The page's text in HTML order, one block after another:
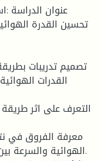
عنوان الدراسة
تحسين القدرة
القدرات
الهوائية والسرعة